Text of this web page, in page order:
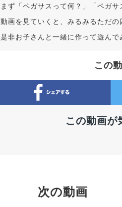
まず「ペガサスって何？」「ペガ
動画を見ていくと、みるみるただの
是非お子さんと一緒に作って遊んで
この
この動画が
次の動画